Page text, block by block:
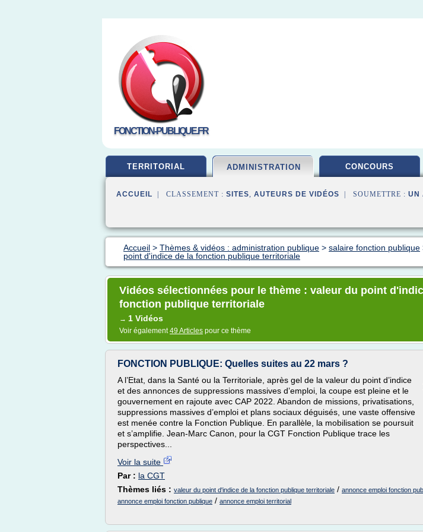
FONCTION-PUBLIQUE.FR
TERRITORIAL ADMINISTRATION CONCOURS
ACCUEIL | CLASSEMENT : SITES, AUTEURS DE VIDÉOS | SOUMETTRE : UN
Accueil > Thèmes & vidéos : administration publique > salaire fonction publique
point d'indice de la fonction publique territoriale
Vidéos sélectionnées pour le thème : valeur du point
fonction publique territoriale
→ 1 Vidéos
Voir également49 Articles pour ce thème
FONCTION PUBLIQUE: Quelles suites au 22 mars ?
A l’Etat, dans la Santé ou la Territoriale, après gel de la valeur du point d’indice
et des annonces de suppressions massives d’emploi, la coupe est pleine et le
gouvernement en rajoute avec CAP 2022. Abandon de missions, privatisations,
suppressions massives d’emploi et plans sociaux déguisés, une vaste offensive
est menée contre la Fonction Publique. En parallèle, la mobilisation se poursuit
et s’amplifie. Jean-Marc Canon, pour la CGT Fonction Publique trace les
perspectives...
Voir la suite
Par : la CGT
Thèmes liés : valeur du point d'indice de la fonction publique territoriale / annonce emploi fonction
annonce emploi fonction publique / annonce emploi territorial